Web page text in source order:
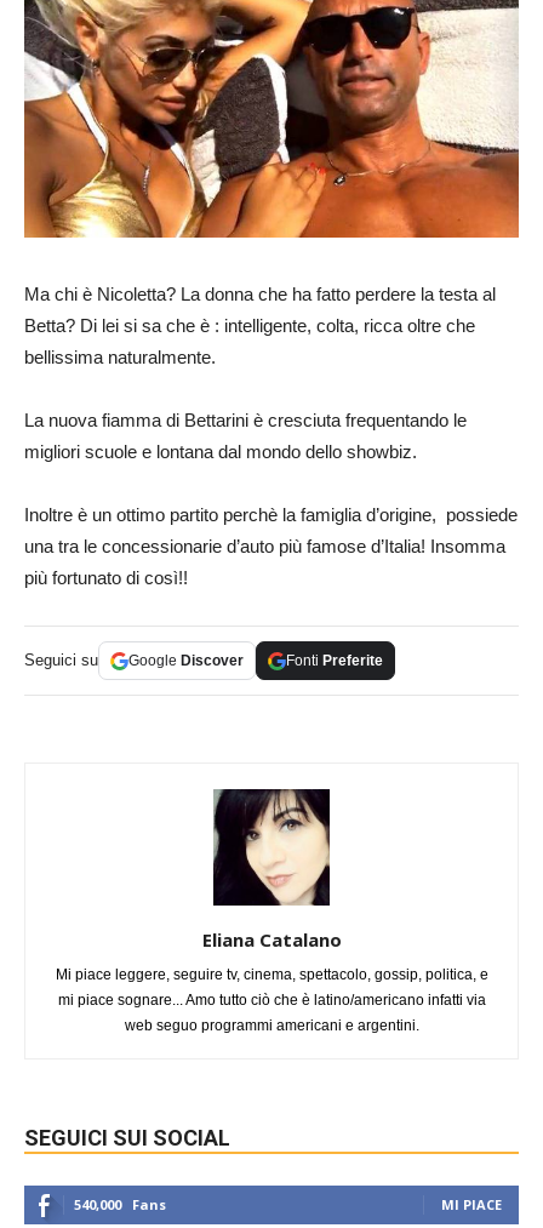
Ma chi è Nicoletta? La donna che ha fatto perdere la testa al
Betta? Di lei si sa che è : intelligente, colta, ricca oltre che
bellissima naturalmente.
La nuova fiamma di Bettarini è cresciuta frequentando le
migliori scuole e lontana dal mondo dello showbiz.
Inoltre è un ottimo partito perchè la famiglia d’origine, possiede
una tra le concessionarie d’auto più famose d’Italia! Insomma
più fortunato di così!!
Seguici su Google Discover Fonti Preferite
Eliana Catalano
Mi piace leggere, seguire tv, cinema, spettacolo, gossip, politica, e
mi piace sognare... Amo tutto ciò che è latino/americano infatti via
web seguo programmi americani e argentini.
SEGUICI SUI SOCIAL
540,000 Fans MI PIACE